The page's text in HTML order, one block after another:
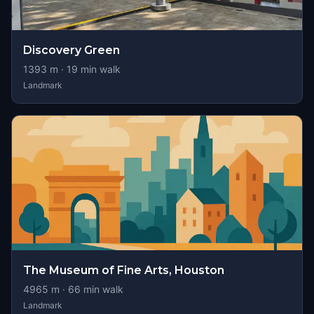
Discovery Green
1393 m · 19 min walk
Landmark
The Museum of Fine Arts, Houston
4965 m · 66 min walk
Landmark